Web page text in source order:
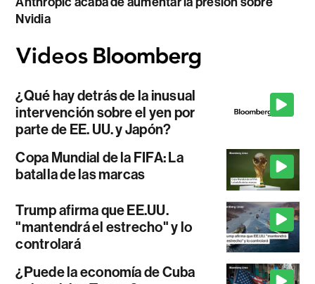
Nvidia
¿Qué hay detrás de la inusual
intervención sobre el yen por
parte de EE. UU. y Japón?
Copa Mundial de la FIFA: La
batalla de las marcas
Trump afirma que EE.UU.
"mantendrá el estrecho" y lo
controlará
¿Puede la economía de Cuba